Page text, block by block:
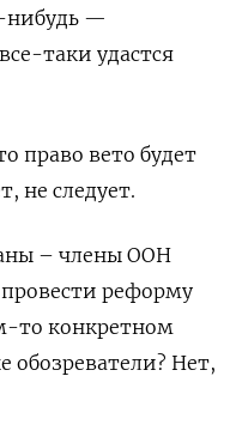
нибудь —
таки удастся
право вето будет
не следует.
– члены ООН
провести реформу
то конкретном
обозреватели? Нет,